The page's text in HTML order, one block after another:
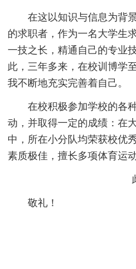
在这以知识与信息为背
的求职者，作为一名大学生
一技之长，精通自己的专业
此，三年多来，在校训博学
我不断地充实完善着自己。
在校积极参加学校的各
动，并取得一定的成绩：在
中，所在小分队均荣获校优
素质极佳，擅长多项体育运动
敬礼！